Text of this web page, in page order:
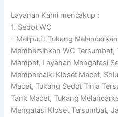
Layanan Kami mencakup :
1. Sedot WC
– Meliputi : Tukang
Membersihkan WC
Mampet, Layanan Mengatasi
Memperbaiki Kloset Macet,
Macet, Tukang Sedot Tinja
Tank Macet, Tukang
Mengatasi Kloset Tersumbat,